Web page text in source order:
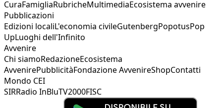
CuraFamigliaRubricheMultimediaEcosistema avvenire
Pubblicazioni
Edizioni localiL'economia civileGutenbergPopotusPop
UpLuoghi dell'Infinito
Avvenire
Chi siamoRedazioneEcosistema
AvvenirePubblicitàFondazione AvvenireShopContatti
Mondo CEI
SIRRadio InBluTV2000FISC